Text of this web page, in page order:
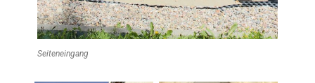
Seiteneingang